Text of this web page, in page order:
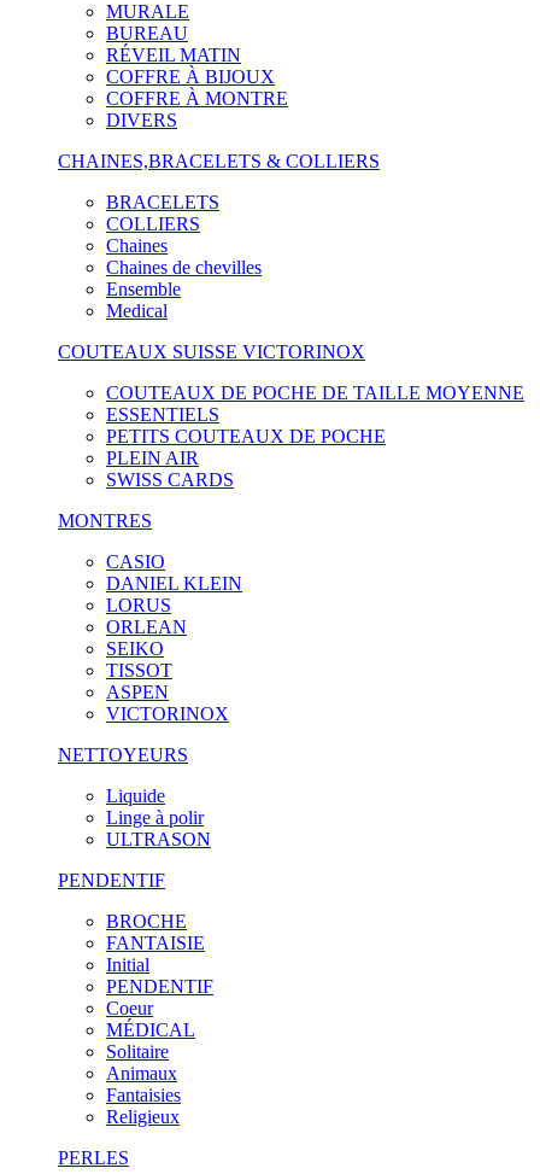
MURALE
BUREAU
RÉVEIL MATIN
COFFRE À BIJOUX
COFFRE À MONTRE
DIVERS
CHAINES,BRACELETS & COLLIERS
BRACELETS
COLLIERS
Chaines
Chaines de chevilles
Ensemble
Medical
COUTEAUX SUISSE VICTORINOX
COUTEAUX DE POCHE DE TAILLE MOYENNE
ESSENTIELS
PETITS COUTEAUX DE POCHE
PLEIN AIR
SWISS CARDS
MONTRES
CASIO
DANIEL KLEIN
LORUS
ORLEAN
SEIKO
TISSOT
ASPEN
VICTORINOX
NETTOYEURS
Liquide
Linge à polir
ULTRASON
PENDENTIF
BROCHE
FANTAISIE
Initial
PENDENTIF
Coeur
MÉDICAL
Solitaire
Animaux
Fantaisies
Religieux
PERLES